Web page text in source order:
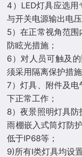
4）LED灯具应选
与开关电源输出电压
5）在正常视角范
防眩光措施；
6）对人员可触及
须采用隔离保护措施
7）灯具、附件及
下正常工作；
8）夜景照明灯具
雨棚嵌入式筒灯防
低于IP68等；
9)所有I类灯具均设